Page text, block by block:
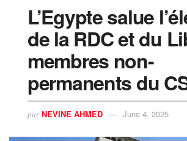
L’Egypte salue
de la RDC et du
membres non-
permanents du
par NEVINE AHMED June 4, 2025